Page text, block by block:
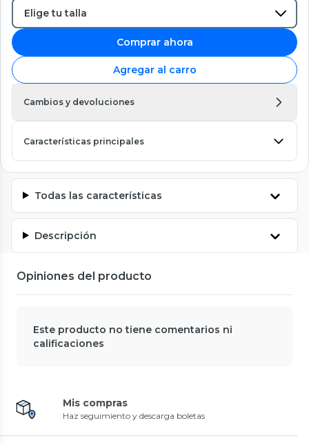
Comprar ahora
Agregar al carro
Cambios y devoluciones
Características principales
Todas las características
Descripción
Opiniones del producto
Este producto no tiene comentarios ni
calificaciones
Mis compras
Haz seguimiento y descarga boletas